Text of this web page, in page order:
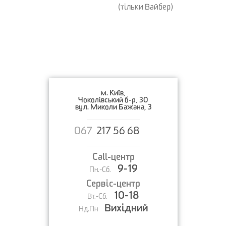
(тільки Вайбер)
м. Київ,
Чоколівський б-р, 30
вул. Миколи Бажана, 3
067 217 56 68
Call-центр
Пн.-Сб. 9-19
Сервіс-центр
Вт.-Сб. 10-18
Нд.Пн Вихідний